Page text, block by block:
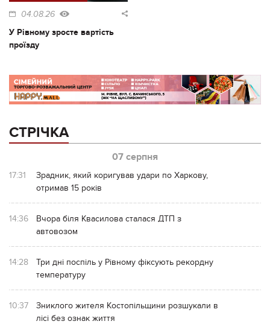
04.08.26
У Рівному зросте вартість
проїзду
СТРІЧКА
07 серпня
17:31
Зрадник, який коригував удари по Харкову,
отримав 15 років
14:36
Вчора біля Квасилова сталася ДТП з
автовозом
14:28
Три дні поспіль у Рівному фіксують рекордну
температуру
10:37
Зниклого жителя Костопільщини розшукали в
лісі без ознак життя